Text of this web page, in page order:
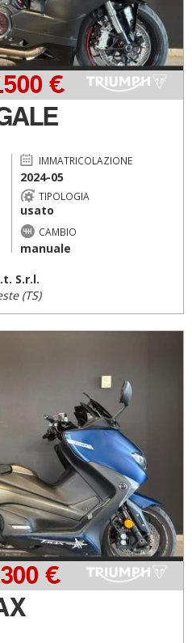
€
IMMATRICOLAZIONE
2024-05
TIPOLOGIA
usato
CAMBIO
manuale
S.r.l.
(TS)
€